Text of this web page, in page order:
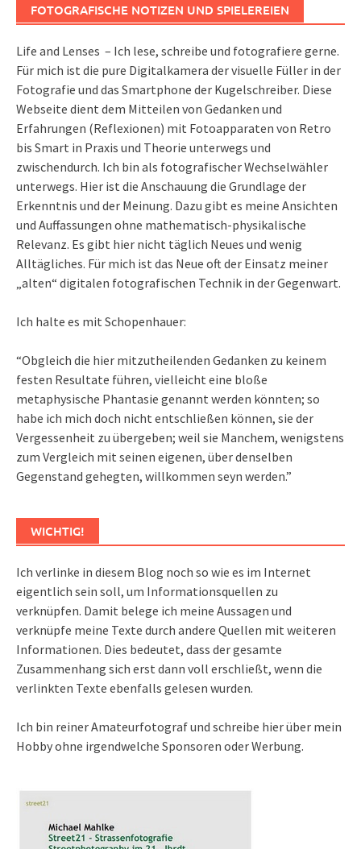
FOTOGRAFISCHE NOTIZEN UND SPIELEREIEN
Life and Lenses – Ich lese, schreibe und fotografiere gerne.
Für mich ist die pure Digitalkamera der visuelle Füller in der
Fotografie und das Smartphone der Kugelschreiber. Diese
Webseite dient dem Mitteilen von Gedanken und
Erfahrungen (Reflexionen) mit Fotoapparaten von Retro
bis Smart in Praxis und Theorie unterwegs und
zwischendurch. Ich bin als fotografischer Wechselwähler
unterwegs. Hier ist die Anschauung die Grundlage der
Erkenntnis und der Meinung. Dazu gibt es meine Ansichten
und Auffassungen ohne mathematisch-physikalische
Relevanz. Es gibt hier nicht täglich Neues und wenig
Alltägliches. Für mich ist das Neue oft der Einsatz meiner
„alten“ digitalen fotografischen Technik in der Gegenwart.
Ich halte es mit Schopenhauer:
“Obgleich die hier mitzutheilenden Gedanken zu keinem
festen Resultate führen, vielleicht eine bloße
metaphysische Phantasie genannt werden könnten; so
habe ich mich doch nicht entschließen können, sie der
Vergessenheit zu übergeben; weil sie Manchem, wenigstens
zum Vergleich mit seinen eigenen, über denselben
Gegenstand gehegten, willkommen seyn werden.”
WICHTIG!
Ich verlinke in diesem Blog noch so wie es im Internet
eigentlich sein soll, um Informationsquellen zu
verknüpfen. Damit belege ich meine Aussagen und
verknüpfe meine Texte durch andere Quellen mit weiteren
Informationen. Dies bedeutet, dass der gesamte
Zusammenhang sich erst dann voll erschließt, wenn die
verlinkten Texte ebenfalls gelesen wurden.
Ich bin reiner Amateurfotograf und schreibe hier über mein
Hobby ohne irgendwelche Sponsoren oder Werbung.